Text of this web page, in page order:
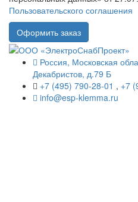
Пользовательского соглашения
Россия, Московская
Декабристов, д.79 Б
+7 (495) 790-28-01 , +7
info@esp-klemma.ru